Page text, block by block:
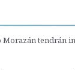
Morazán tendrán